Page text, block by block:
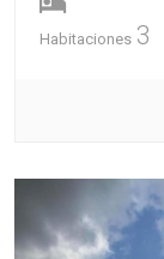
Habitaciones 3